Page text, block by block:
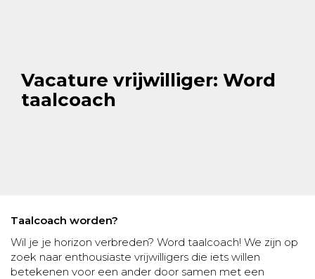
Vacature vrijwilliger: Word
taalcoach
Taalcoach worden?
Wil je je horizon verbreden? Word taalcoach! We zijn op
zoek naar enthousiaste vrijwilligers die iets willen
betekenen voor een ander door samen met een